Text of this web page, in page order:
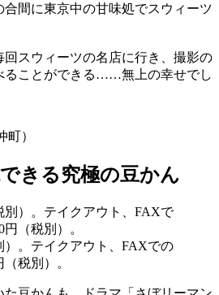
合間に東京中の甘味処でスウィーツ
回スウィーツの名店に行き、撮影の
ることができる……無上の幸せでし
）
きる究極の豆かん
）。テイクアウト、FAXでの
税別）。